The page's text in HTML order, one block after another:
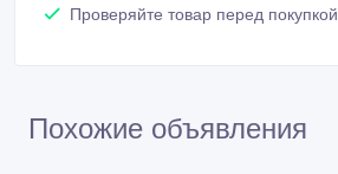
Проверяйте товар перед покупкой
Похожие объявления